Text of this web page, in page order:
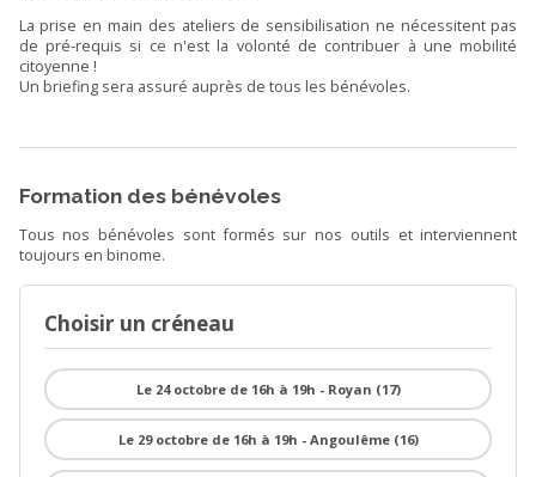
La prise en main des ateliers de sensibilisation ne nécessitent pas
de pré-requis si ce n'est la volonté de contribuer à une mobilité
citoyenne !
Un briefing sera assuré auprès de tous les bénévoles.
Formation des bénévoles
Tous nos bénévoles sont formés sur nos outils et interviennent
toujours en binome.
Choisir un créneau
Le 24 octobre de 16h à 19h - Royan (17)
Le 29 octobre de 16h à 19h - Angoulême (16)